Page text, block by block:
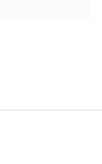
事お引き渡し
無事お引き渡
す。